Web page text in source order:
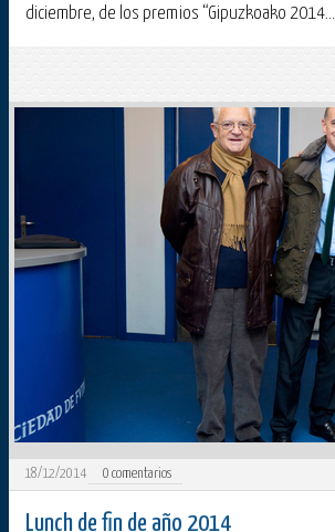
diciembre, de los premios “Gipuzkoako 2014...
18/12/2014 0 comentarios
Lunch de fin de año 2014